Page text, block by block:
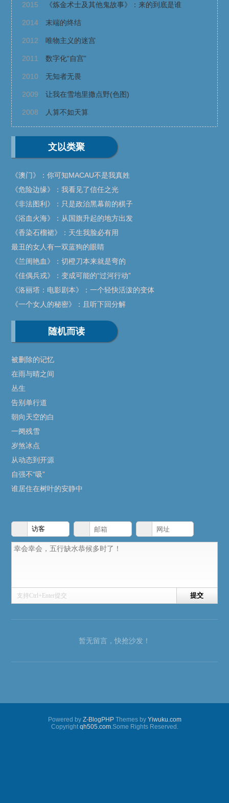
2015 《炼金术士及其他鬼故事》：来的到底是谁
2014 末端的终结
2012 唯物主义的迷宫
2011 数字化“自宫”
2010 无知者无畏
2009 让我在雪地里撒点野(色图)
2008 人算不如天算
文以类聚
《澳门》：你可知MACAU不是我真姓
《危险边缘》：我看见了信任之光
《非法图利》：只是政治黑幕前的棋子
《浴血火海》：从国旗升起的地方出发
《香染石榴裙》：天生我脸必有用
最丑的女人有一双蓝狗的眼睛
《兰闺艳血》：切橙刀本来就是弯的
《佳偶兵戎》：变成可能的“过河行动”
《洛丽塔：电影剧本》：一个轻快活泼的变体
《一个女人的秘密》：且听下回分解
随机而读
被删除的记忆
在雨与晴之间
丛生
告别单行道
朝向天空的白
一阕残雪
岁煞冰点
从动态到开源
自强不“吸”
谁居住在树叶的安静中
支持Ctrl+Enter提交
暂无留言，快抢沙发！
Powered by Z-BlogPHPThemes by Yiwuku.com
Copyrightqh505.com.Some Rights Reserved.